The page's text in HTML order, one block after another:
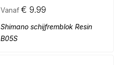
Vanaf € 9.99
Shimano schijfremblok Resin
B05S